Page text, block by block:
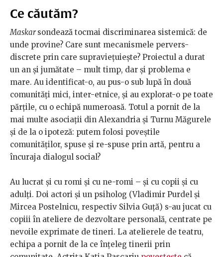
Ce căutăm?
Maskarsondează tocmai discriminarea sistemică: de
unde provine? Care sunt mecanismele pervers-
discrete prin care supraviețuiește? Proiectul a durat
un an și jumătate – mult timp, dar și problema e
mare. Au identificat-o, au pus-o sub lupă în două
comunități mici, inter-etnice, și au explorat-o pe toate
părțile, cu o echipă numeroasă. Totul a pornit de la
mai multe asociații din Alexandria și Turnu Măgurele
și de la o ipoteză: putem folosi poveștile
comunităților, spuse și re-spuse prin artă, pentru a
încuraja dialogul social?
Au lucrat și cu romi și cu ne-romi – și cu copii și cu
adulți. Doi actori și un psiholog (Vladimir Purdel și
Mircea Postelnicu, respectiv Silvia Guță) s-au jucat cu
copiii în ateliere de dezvoltare personală, centrate pe
nevoile exprimate de tineri. La atelierele de teatru,
echipa a pornit de la ce înțeleg tinerii prin